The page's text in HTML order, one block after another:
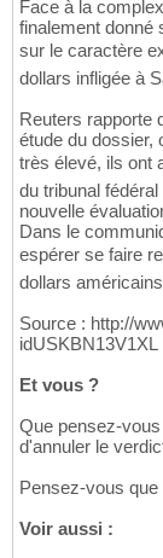
Face à la
finalement donné
sur le caractère
dollars infligée à
Reuters rapporte
étude du dossier,
très élevé, ils ont
du tribunal
nouvelle
Dans le
espérer se faire
dollars
Source : http://
idUSKBN13V1XL
Et vous ?
Que pensez-
d'annuler le
Pensez-vous
Voir aussi :